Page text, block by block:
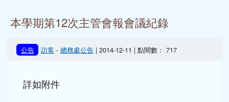
本學期第12次主管會報會議紀錄
公告 訪客 -總務處公告 | 2014-12-11 | 點閱數： 717
詳如附件